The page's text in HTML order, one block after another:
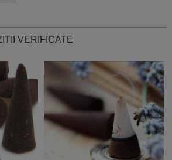
VERIFICATE